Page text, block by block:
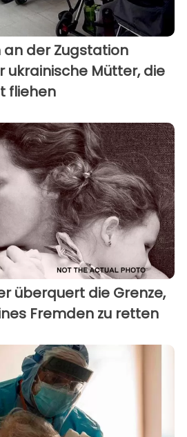
an der Zugstation
ukrainische Mütter, die
fliehen
überquert die Grenze,
Fremden zu retten